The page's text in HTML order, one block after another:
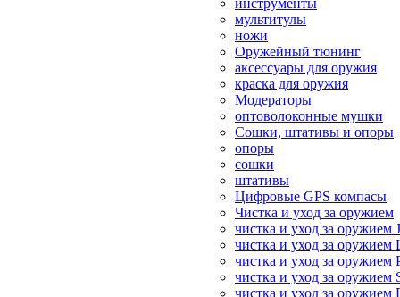
инструменты
мультитулы
ножи
Оружейный тюнинг
аксессуары для оружия
краска для оружия
Модераторы
оптоволоконные мушки
Сошки, штативы и опоры
опоры
сошки
штативы
Цифровые GPS компасы
Чистка и уход за оружием
чистка и уход за оружием
чистка и уход за оружием
чистка и уход за оружием
чистка и уход за оружием
чистка и уход за